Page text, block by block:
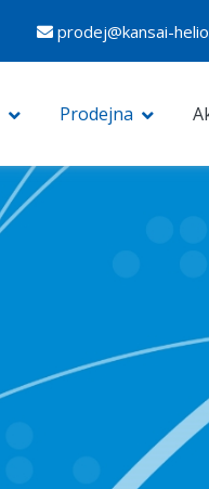
prodej@kansai-
Prodejna